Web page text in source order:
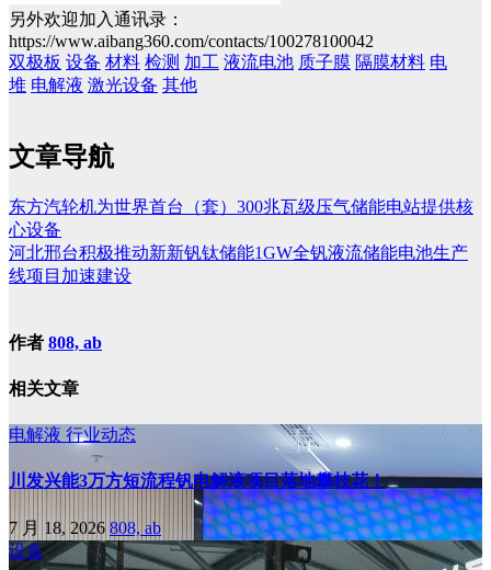
另外欢迎加入通讯录：
https://www.aibang360.com/contacts/100278100042
双极板 设备 材料 检测 加工 液流电池 质子膜 隔膜材料 电
堆 电解液 激光设备 其他
文章导航
东方汽轮机为世界首台（套）300兆瓦级压气储能电站提供核
心设备
河北邢台积极推动新新钒钛储能1GW全钒液流储能电池生产
线项目加速建设
作者 808, ab
相关文章
电解液 行业动态
川发兴能3万方短流程钒电解液项目落地攀枝花！
7 月 18, 2026 808, ab
设备